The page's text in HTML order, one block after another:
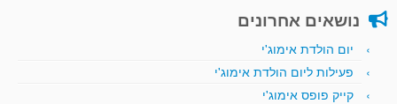
נושאים אחרונים
יום הולדת אימוג'י
פעילות ליום הולדת אימוג'י
קייק פופס אימוג'י